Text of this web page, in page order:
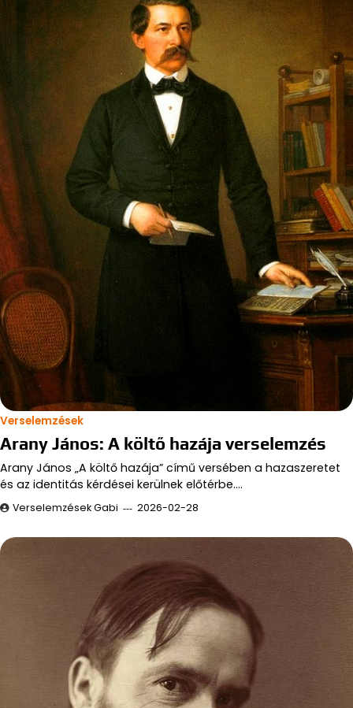
Verselemzések
Arany János: A költő hazája verselemzés
Arany János „A költő hazája” című versében a hazaszeretet
és az identitás kérdései kerülnek előtérbe.…
Verselemzések Gabi 2026-02-28